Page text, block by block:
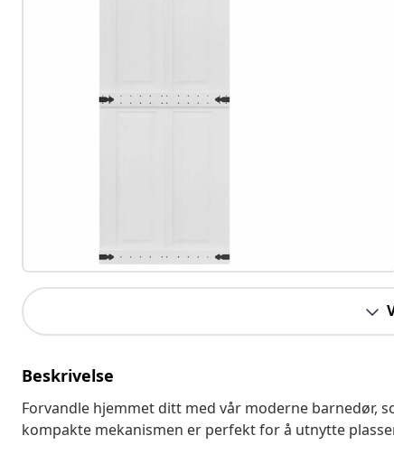
Beskrivelse
Forvandle hjemmet ditt med vår moderne barnedør,
kompakte mekanismen er perfekt for å utnytte